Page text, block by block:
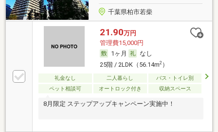
千葉県柏市若柴
21.90万円
管理費15,000円
1ヶ月
なし
25階 / 2LDK（56.14m2）
礼金なし 二人暮らし
バス・トイレ別
ペット相談可
オートロック付き 収納スペース
8月限定 ステップアップキャンペーン実施中！